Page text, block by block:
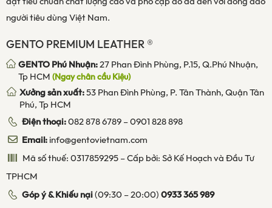
người tiêu dùng Việt Nam.
GENTO PREMIUM LEATHER ®
GENTO Phú Nhuận:27 Phan Đình Phùng, P.15, Q.Phú Nhuận,
Tp HCM (Ngay chân cầu Kiệu)
Xưởng sản xuất:53 Phan Đình Phùng, P. Tân Thành, Quận Tân
Phú, Tp HCM
Điện thoại:082 878 6789–0901 828 898
Email:info@gentovietnam.com
Mã số thuế: 0317859295 – Cấp bởi: Sở Kế Hoạch và Đầu Tư
TPHCM
Góp ý & Khiếu nại(09:30 – 20:00)0933 365 989